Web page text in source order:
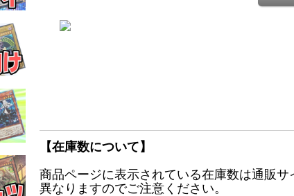
【在庫数について】
商品ページに表示されている在庫数は通販
異なりますのでご注意ください。